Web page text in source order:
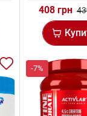
408 грн
-7%